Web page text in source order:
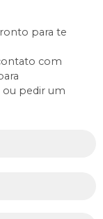
para te
com
ou pedir um